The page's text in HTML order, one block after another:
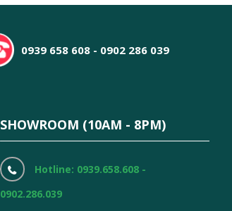
0939 658 608 - 0902 286 039
SHOWROOM (10AM - 8PM)
Hotline: 0939.658.608 -
0902.286.039